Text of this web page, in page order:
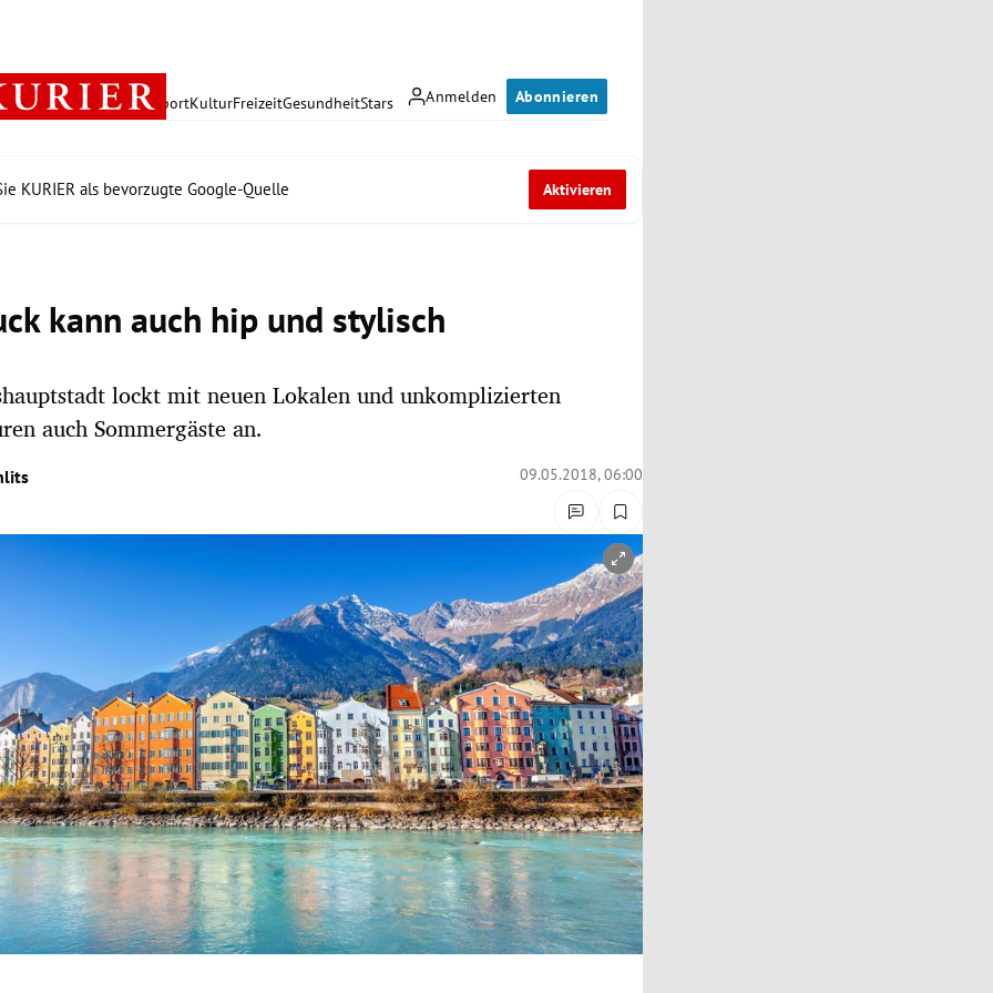
Anmelden Abonnieren
PolitikWirtschaft SportKulturFreizeitGesundheitStars
KURIER als bevorzugte Google-Quelle Aktivieren
kann auch hip und stylisch
lockt mit neuen Lokalen und unkomplizierten
auch Sommergäste an.
09.05.2018, 06:00
öffnen/schließen